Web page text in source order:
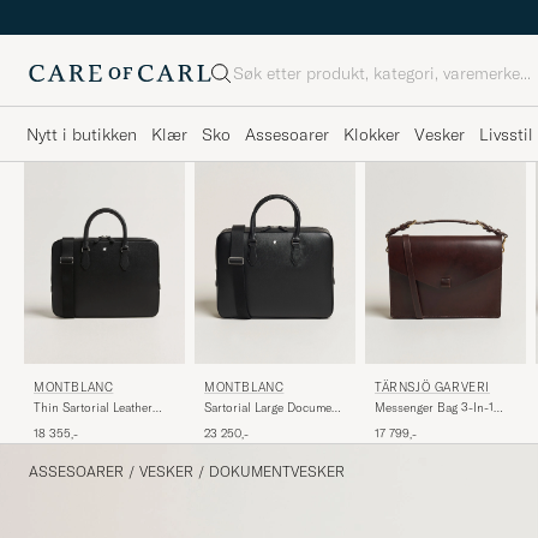
Søk
Nytt i butikken Klær Sko Assesoarer Klokker Vesker Livsstil
MONTBLANC
Thin Sartorial Leather
18 355,-
MONTBLANC
Sartorial Large Document
23 250,-
TÄRNSJÖ GARVERI
Messenger Bag 3-In-1
17 799,-
ASSESOARER / VESKER / DOKUMENTVESKER